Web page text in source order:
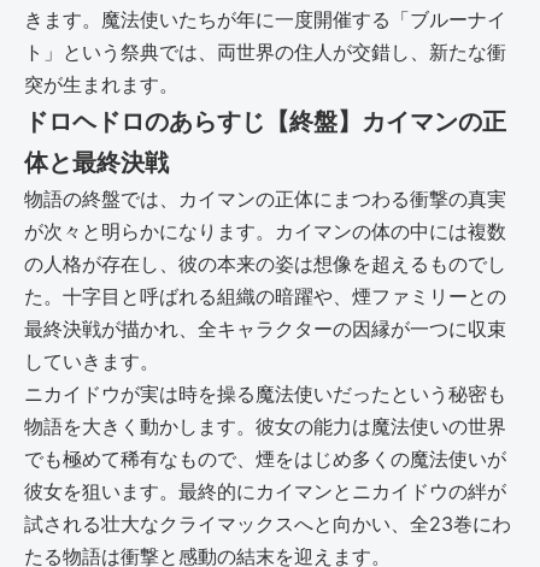
きます。魔法使いたちが年に一度開催する「ブルーナイ
ト」という祭典では、両世界の住人が交錯し、新たな衝
突が生まれます。
ドロヘドロのあらすじ【終盤】カイマンの正
体と最終決戦
物語の終盤では、カイマンの正体にまつわる衝撃の真実
が次々と明らかになります。カイマンの体の中には複数
の人格が存在し、彼の本来の姿は想像を超えるものでし
た。十字目と呼ばれる組織の暗躍や、煙ファミリーとの
最終決戦が描かれ、全キャラクターの因縁が一つに収束
していきます。
ニカイドウが実は時を操る魔法使いだったという秘密も
物語を大きく動かします。彼女の能力は魔法使いの世界
でも極めて稀有なもので、煙をはじめ多くの魔法使いが
彼女を狙います。最終的にカイマンとニカイドウの絆が
試される壮大なクライマックスへと向かい、全23巻にわ
たる物語は衝撃と感動の結末を迎えます。